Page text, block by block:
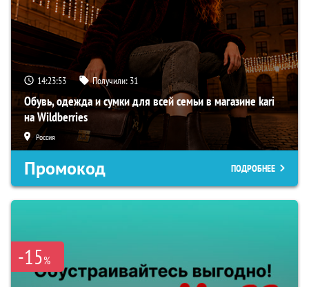
14:23:52 Получили: 31
Обувь, одежда и сумки для всей семьи в магазине kari
на Wildberries
Россия
Промокод ПОДРОБНЕЕ
-15%